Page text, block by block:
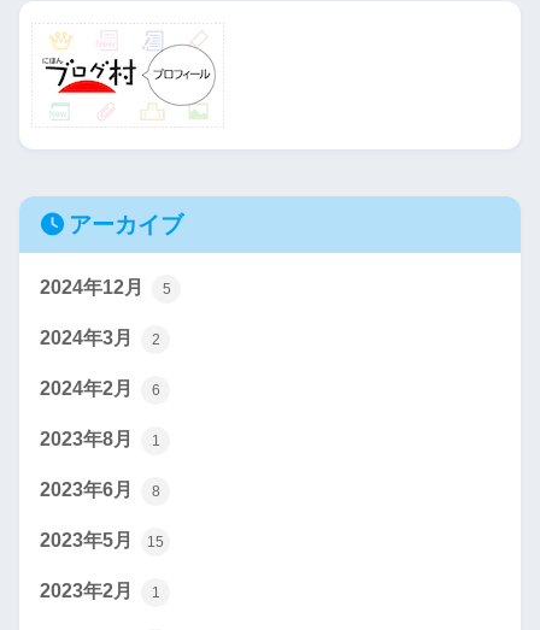
アーカイブ
2024年12月 5
2024年3月 2
2024年2月 6
2023年8月 1
2023年6月 8
2023年5月 15
2023年2月 1